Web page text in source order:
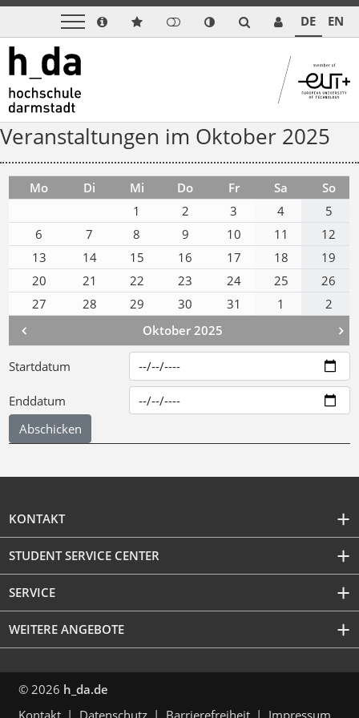
DE EN
Veranstaltungen im Oktober 2025
Mo Di Mi Do Fr Sa
So
1
2 3 4
5
6
7 8 9 10 11
12
13
14 15 16 17 18
19
20
21 22 23 24 25
26
27
28 29 30 31 1 2
 Oktober 2025 
Startdatum
Enddatum
KONTAKT
STUDENT SERVICE CENTER
SERVICE
WEITERE ANGEBOTE
© 2026 h_da.de